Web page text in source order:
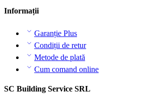
Informații
Garanție Plus
Condiții de retur
Metode de plată
Cum comand online
SC Building Service SRL